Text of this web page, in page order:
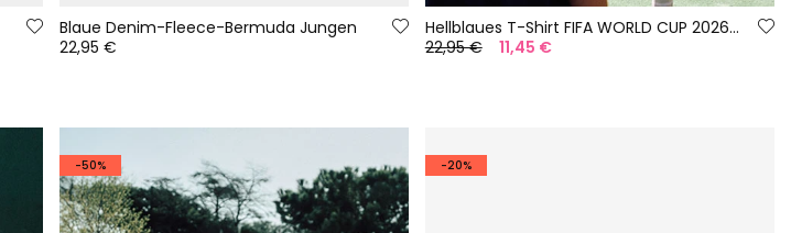
Blaue Denim-Fleece-Bermuda Jungen
22,95 €
Hellblaues T-Shirt FIFA WORLD CUP 2026© X Boboli
22,95 €
11,45 €
-50% -20%